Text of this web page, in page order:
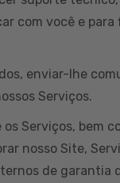
com você e para
enviar-lhe
Serviços.
Serviços, bem
nosso Site,
de garantia